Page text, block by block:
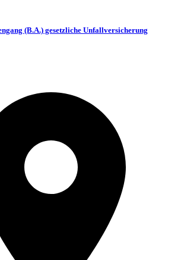
(B.A.) gesetzliche Unfallversicherung